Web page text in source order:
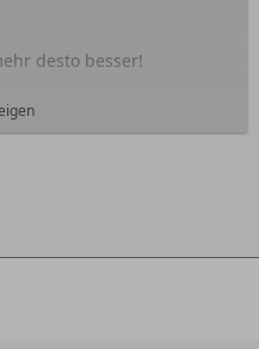
desto besser!
bearbeiten usw.
daß man da eigentlich